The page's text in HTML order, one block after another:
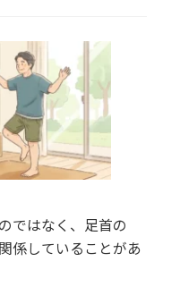
ン
ではなく、足首の
係していることがあ